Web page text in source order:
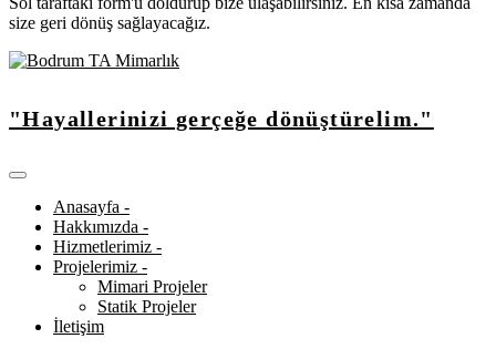
size geri dönüş sağlayacağız.
"Hayallerinizi gerçeğe dönüştürelim."
Anasayfa -
Hakkımızda -
Hizmetlerimiz -
Projelerimiz -
Mimari Projeler
Statik Projeler
İletişim